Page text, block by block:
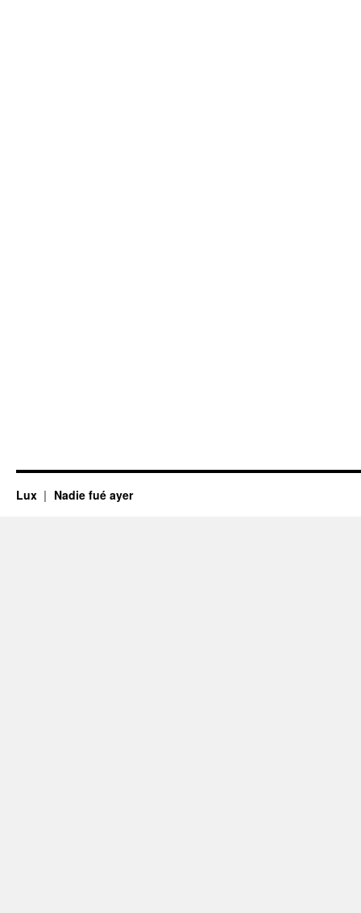
Lux Nadie fué ayer